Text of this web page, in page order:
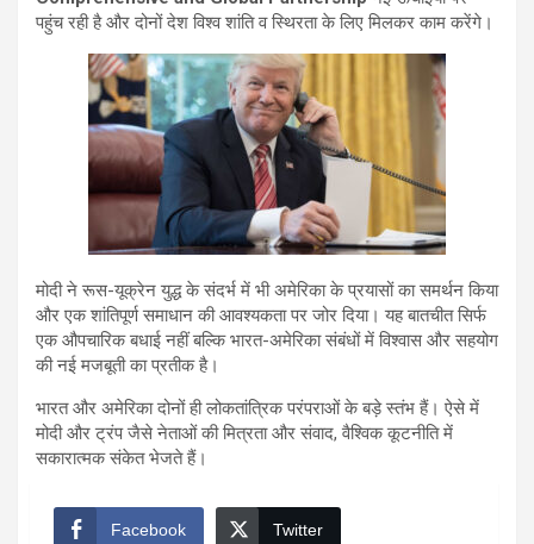
पहुंच रही है और दोनों देश विश्व शांति व स्थिरता के लिए मिलकर काम करेंगे।
मोदी ने रूस-यूक्रेन युद्ध के संदर्भ में भी अमेरिका के प्रयासों का समर्थन किया
और एक शांतिपूर्ण समाधान की आवश्यकता पर जोर दिया। यह बातचीत सिर्फ
एक औपचारिक बधाई नहीं बल्कि भारत-अमेरिका संबंधों में विश्वास और सहयोग
की नई मजबूती का प्रतीक है।
भारत और अमेरिका दोनों ही लोकतांत्रिक परंपराओं के बड़े स्तंभ हैं। ऐसे में
मोदी और ट्रंप जैसे नेताओं की मित्रता और संवाद, वैश्विक कूटनीति में
सकारात्मक संकेत भेजते हैं।
Facebook Twitter